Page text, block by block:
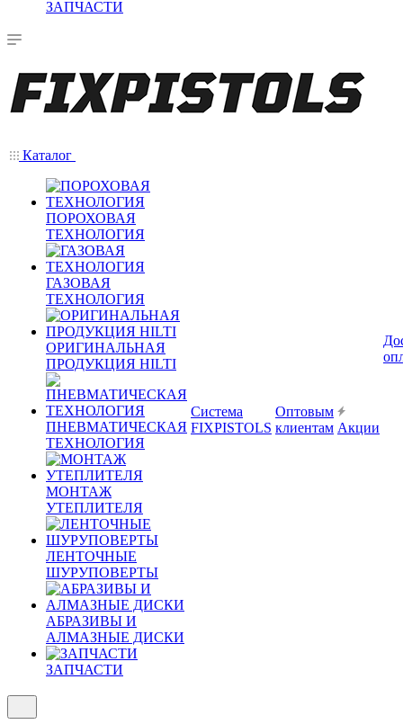
ЗАПЧАСТИ
Каталог
ПОРОХОВАЯ
ТЕХНОЛОГИЯ
ГАЗОВАЯ
ТЕХНОЛОГИЯ
ОРИГИНАЛЬНАЯ
ПРОДУКЦИЯ HILTI
ПНЕВМАТИЧЕСКАЯ
ТЕХНОЛОГИЯ
МОНТАЖ
УТЕПЛИТЕЛЯ
ЛЕНТОЧНЫЕ
ШУРУПОВЕРТЫ
АБРАЗИВЫ И
АЛМАЗНЫЕ ДИСКИ
ЗАПЧАСТИ
Система
FIXPISTOLS
Оптовым
клиентам Акции